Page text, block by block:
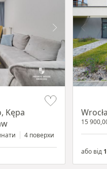
Kępa
4 поверхи
15
або від